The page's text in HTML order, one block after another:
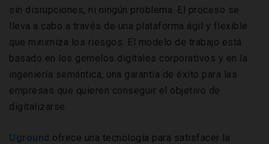
sin disrupciones, ni ningún problema. El proceso se
lleva a cabo a través de una plataforma ágil y flexible
que minimiza los riesgos. El modelo de trabajo está
basado en los gemelos digitales corporativos y en la
ingeniería semántica, una garantía de éxito para las
empresas que quieren conseguir el objetivo de
digitalizarse.
Uground ofrece una tecnología para satisfacer la